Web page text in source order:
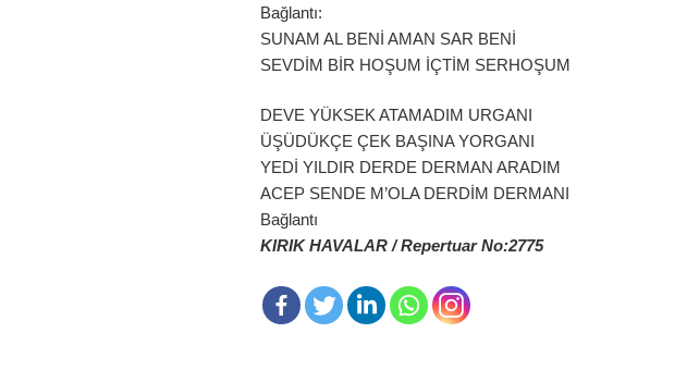
Bağlantı:
SUNAM AL BENİ AMAN SAR BENİ
SEVDİM BİR HOŞUM İÇTİM SERHOŞUM
DEVE YÜKSEK ATAMADIM URGANI
ÜŞÜDÜKÇE ÇEK BAŞINA YORGANI
YEDİ YILDIR DERDE DERMAN ARADIM
ACEP SENDE M’OLA DERDİM DERMANI
Bağlantı
KIRIK HAVALAR / Repertuar No:2775